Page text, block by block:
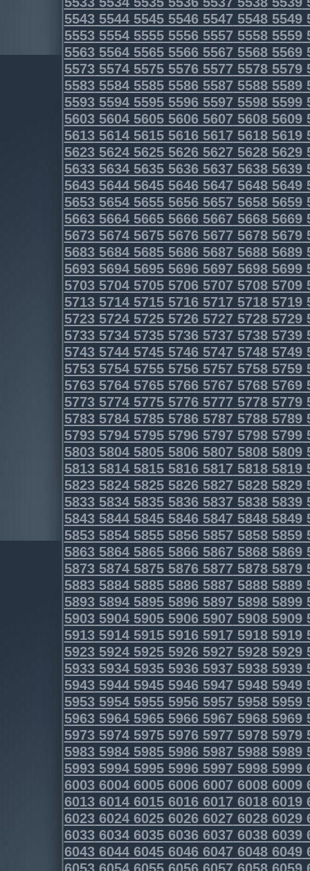
5543554455455546554755485549
5553555455555556555755585559
5563556455655566556755685569
5573557455755576557755785579
5583558455855586558755885589
5593559455955596559755985599
5603560456055606560756085609
5613561456155616561756185619
5623562456255626562756285629
5633563456355636563756385639
5643564456455646564756485649
5653565456555656565756585659
5663566456655666566756685669
5673567456755676567756785679
5683568456855686568756885689
5693569456955696569756985699
5703570457055706570757085709
5713571457155716571757185719
5723572457255726572757285729
5733573457355736573757385739
5743574457455746574757485749
5753575457555756575757585759
5763576457655766576757685769
5773577457755776577757785779
5783578457855786578757885789
5793579457955796579757985799
5803580458055806580758085809
5813581458155816581758185819
5823582458255826582758285829
5833583458355836583758385839
5843584458455846584758485849
5853585458555856585758585859
5863586458655866586758685869
5873587458755876587758785879
5883588458855886588758885889
5893589458955896589758985899
5903590459055906590759085909
5913591459155916591759185919
5923592459255926592759285929
5933593459355936593759385939
5943594459455946594759485949
5953595459555956595759585959
5963596459655966596759685969
5973597459755976597759785979
5983598459855986598759885989
5993599459955996599759985999
6003600460056006600760086009
6013601460156016601760186019
6023602460256026602760286029
6033603460356036603760386039
6043604460456046604760486049